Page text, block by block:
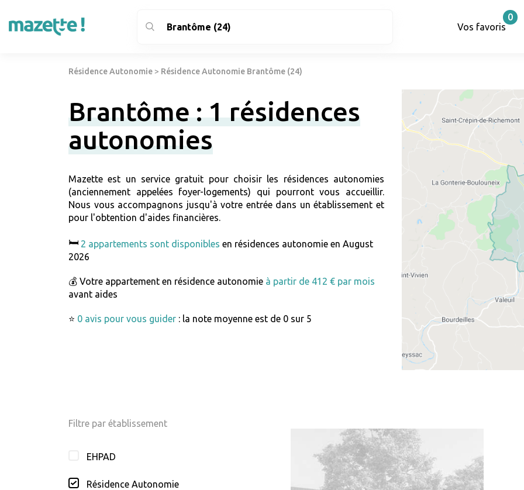
Vos favoris
0
Résidence Autonomie > Résidence Autonomie Brantôme (24)
Brantôme : 1 résidences
autonomies
Mazette est un service gratuit pour choisir les résidences autonomies
(anciennement appelées foyer-logements) qui pourront vous accueillir.
Nous vous accompagnons jusqu'à votre entrée dans un établissement et
pour l'obtention d'aides financières.
🛏️ 2 appartements sont disponibles en résidences autonomie en August
2026
💰 Votre appartement en résidence autonomie à partir de 412 € par mois
avant aides
⭐ 0 avis pour vous guider : la note moyenne est de 0 sur 5
Filtre par établissement
EHPAD
Résidence Autonomie